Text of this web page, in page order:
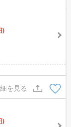
)
を見る
)